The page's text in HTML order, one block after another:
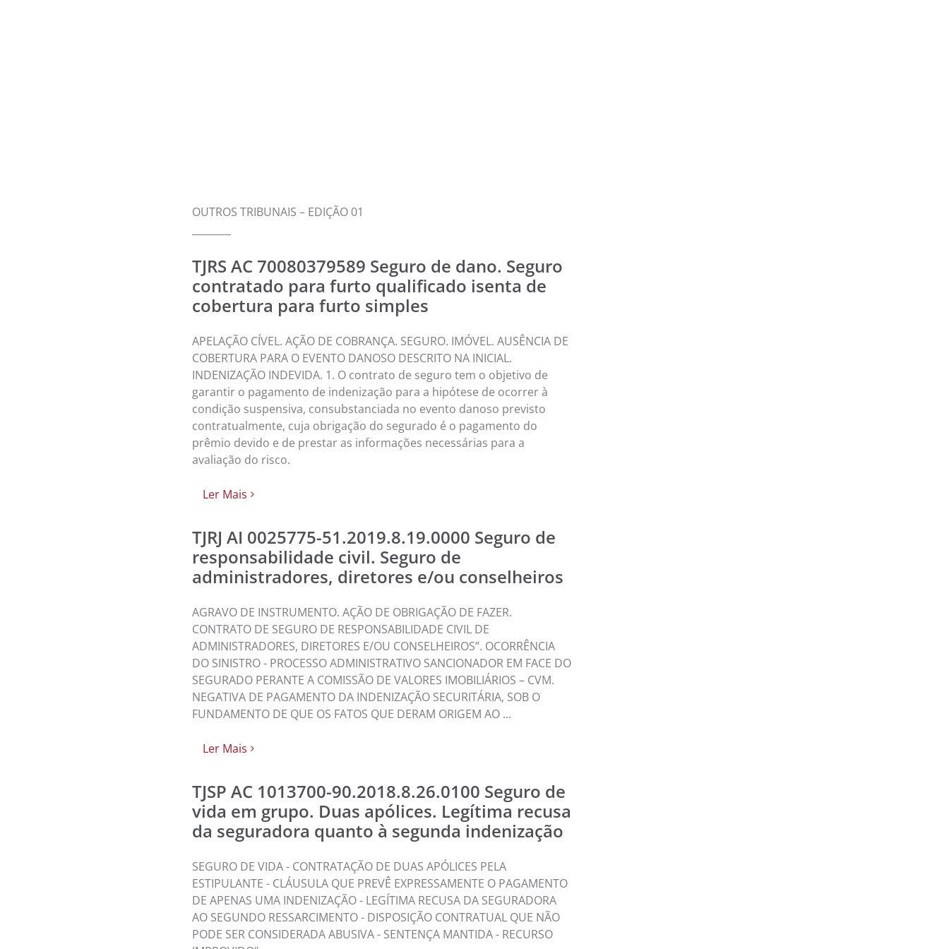
OUTROS TRIBUNAIS – EDIÇÃO 01
TJRS AC 70080379589 Seguro de dano. Seguro
contratado para furto qualificado isenta de
cobertura para furto simples
APELAÇÃO CÍVEL. AÇÃO DE COBRANÇA. SEGURO. IMÓVEL. AUSÊNCIA DE
COBERTURA PARA O EVENTO DANOSO DESCRITO NA INICIAL.
INDENIZAÇÃO INDEVIDA. 1. O contrato de seguro tem o objetivo de
garantir o pagamento de indenização para a hipótese de ocorrer à
condição suspensiva, consubstanciada no evento danoso previsto
contratualmente, cuja obrigação do segurado é o pagamento do
prêmio devido e de prestar as informações necessárias para a
avaliação do risco.
Ler Mais
TJRJ AI 0025775-51.2019.8.19.0000 Seguro de
responsabilidade civil. Seguro de
administradores, diretores e/ou conselheiros
AGRAVO DE INSTRUMENTO. AÇÃO DE OBRIGAÇÃO DE FAZER.
CONTRATO DE SEGURO DE RESPONSABILIDADE CIVIL DE
ADMINISTRADORES, DIRETORES E/OU CONSELHEIROS”. OCORRÊNCIA
DO SINISTRO - PROCESSO ADMINISTRATIVO SANCIONADOR EM FACE DO
SEGURADO PERANTE A COMISSÃO DE VALORES IMOBILIÁRIOS – CVM.
NEGATIVA DE PAGAMENTO DA INDENIZAÇÃO SECURITÁRIA, SOB O
FUNDAMENTO DE QUE OS FATOS QUE DERAM ORIGEM AO ...
Ler Mais
TJSP AC 1013700-90.2018.8.26.0100 Seguro de
vida em grupo. Duas apólices. Legítima recusa
da seguradora quanto à segunda indenização
SEGURO DE VIDA - CONTRATAÇÃO DE DUAS APÓLICES PELA
ESTIPULANTE - CLÁUSULA QUE PREVÊ EXPRESSAMENTE O PAGAMENTO
DE APENAS UMA INDENIZAÇÃO - LEGÍTIMA RECUSA DA SEGURADORA
AO SEGUNDO RESSARCIMENTO - DISPOSIÇÃO CONTRATUAL QUE NÃO
PODE SER CONSIDERADA ABUSIVA - SENTENÇA MANTIDA - RECURSO